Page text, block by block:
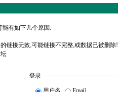
能有如下几个原因:
链接无效,可能链接不完整,或数据已被删除!
登录